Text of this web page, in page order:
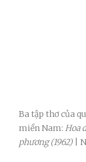
Ba tập thơ của
miền Nam: Hoa
phương (1962)|